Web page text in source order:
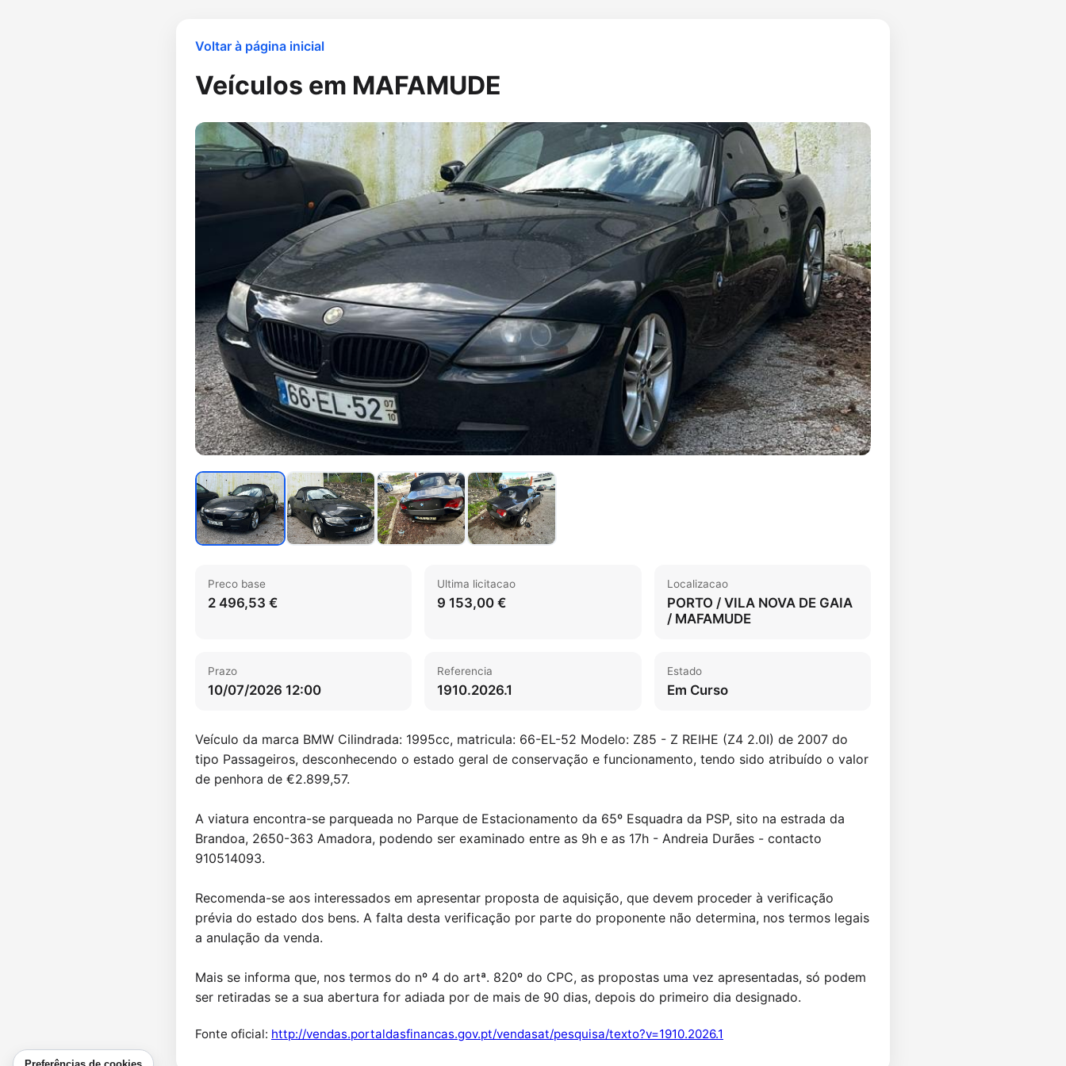
Voltar à página inicial
Veículos em MAFAMUDE
Preco base
2 496,53 €
Ultima licitacao
9 153,00 €
Localizacao
PORTO / VILA NOVA DE GAIA
/ MAFAMUDE
Prazo
10/07/2026 12:00
Referencia
1910.2026.1
Estado
Em Curso
Veículo da marca BMW Cilindrada: 1995cc, matricula: 66-EL-52 Modelo: Z85 - Z REIHE (Z4 2.0I) de 2007 do
tipo Passageiros, desconhecendo o estado geral de conservação e funcionamento, tendo sido atribuído o valor
de penhora de €2.899,57.
A viatura encontra-se parqueada no Parque de Estacionamento da 65º Esquadra da PSP, sito na estrada da
Brandoa, 2650-363 Amadora, podendo ser examinado entre as 9h e as 17h - Andreia Durães - contacto
910514093.
Recomenda-se aos interessados em apresentar proposta de aquisição, que devem proceder à verificação
prévia do estado dos bens. A falta desta verificação por parte do proponente não determina, nos termos legais
a anulação da venda.
Mais se informa que, nos termos do nº 4 do artª. 820º do CPC, as propostas uma vez apresentadas, só podem
ser retiradas se a sua abertura for adiada por de mais de 90 dias, depois do primeiro dia designado.
Fonte oficial: http://vendas.portaldasfinancas.gov.pt/vendasat/pesquisa/texto?v=1910.2026.1